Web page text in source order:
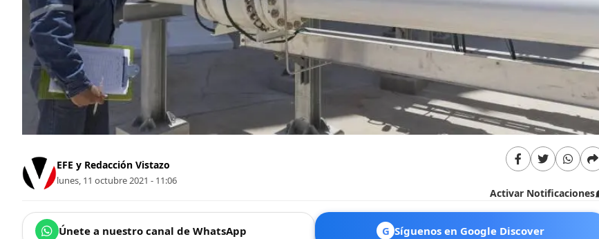
EFE y Redacción Vistazo
lunes, 11 octubre 2021 - 11:06
Activar Notificaciones
Únete a nuestro canal de WhatsApp G Síguenos en Google Discover